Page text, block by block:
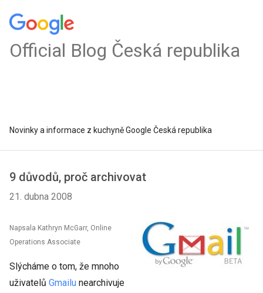
Official Blog Česká republika
Novinky a informace z kuchyně Google Česká republika
9 důvodů, proč archivovat
21. dubna 2008
Napsala Kathryn McGarr, Online
Operations Associate
Slýcháme o tom, že mnoho
uživatelů Gmailu nearchivuje